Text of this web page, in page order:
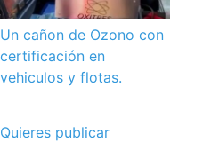
Un cañon de Ozono con
certificación en
vehiculos y flotas.
Quieres publicar